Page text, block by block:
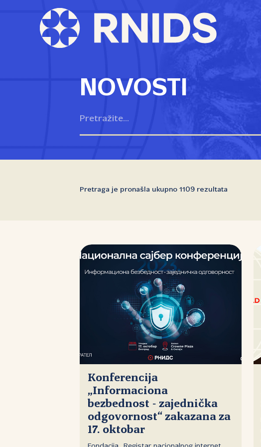
NOVOSTI
Pretraga je pronašla ukupno 1109 rezultata
Konferencija
„Informaciona
bezbednost ‑ zajednička
odgovornost“ zakazana za
17. oktobar